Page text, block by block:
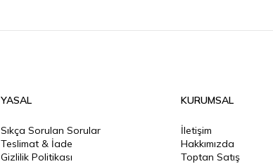
YASAL
Sıkça Sorulan Sorular
Teslimat & İade
Gizlilik Politikası
KURUMSAL
İletişim
Hakkımızda
Toptan Satış